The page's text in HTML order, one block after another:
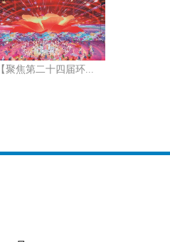
【聚焦第二十四届环...